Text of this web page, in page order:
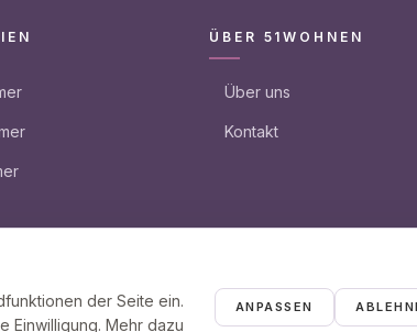
ÜBER 51WOHNEN
Über uns
Kontakt
der Seite ein.
Einwilligung. Mehr dazu
ANPASSEN